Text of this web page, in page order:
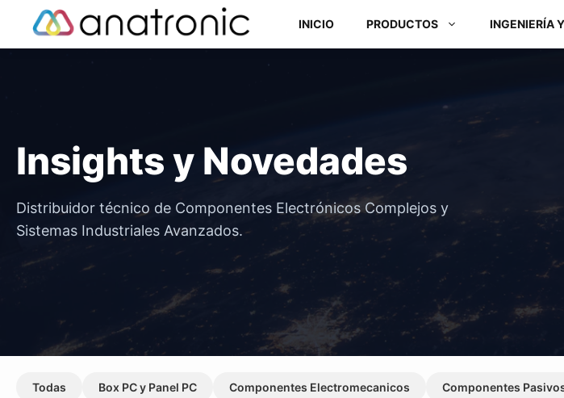
contenido
INICIO PRODUCTOS
Componentes Electromecánicos
Box PC y Panel PC
INGENIERÍA
Insights y Novedades
Distribuidor técnico de Componentes Electrónicos Complejos y
Sistemas Industriales Avanzados.
Todas Box PC y Panel PC Componentes Electromecanicos Componentes